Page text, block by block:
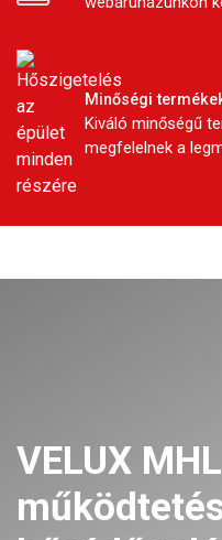
Minőségi
Kiváló minőségű
megfelelnek a
VELUX